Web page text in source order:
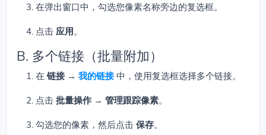
在弹出窗口中，勾选您像素名称旁边的复选框。
点击 应用。
B. 多个链接（批量附加）
在 链接 → 我的链接中，使用复选框选择多个链接。
点击 批量操作 → 管理跟踪像素。
勾选您的像素，然后点击 保存。